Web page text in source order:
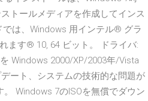
トールメディアを作成してインス
では、Windows 用インテル® グラ
ます® 10, 64 ビット。 ドライバ:
Windows 2000/XP/2003年/Vista
ート、システムの技術的な問題が
Windows 7のISOを無償でダウン